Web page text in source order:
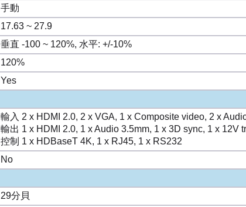
手動
17.63 ~ 27.9
垂直 -100 ~ 120%, 水平: +/-10%
120%
Yes
輸入 2 x HDMI 2.0, 2 x VGA, 1 x Composite video, 2 x
輸出 1 x HDMI 2.0, 1 x Audio 3.5mm, 1 x 3D sync, 1 x 12V
控制 1 x HDBaseT 4K, 1 x RJ45, 1 x RS232
No
29分貝